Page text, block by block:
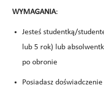
WYMAGANIA:
Jesteś studentką/
lub 5 rok) lub
po obronie
Posiadasz